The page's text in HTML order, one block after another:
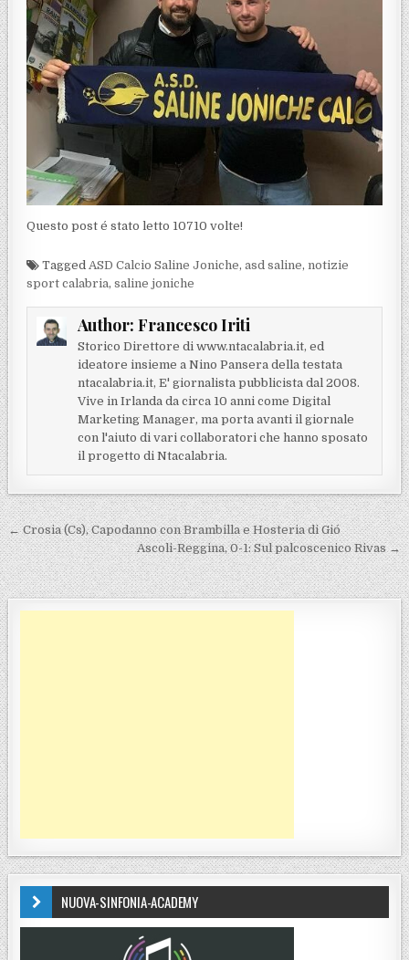
Questo post é stato letto 10710 volte!
Tagged ASD Calcio Saline Joniche,asd saline, notizie
sport calabria,saline joniche
Author: Francesco Iriti
Storico Direttore di www.ntacalabria.it, ed
ideatore insieme a Nino Pansera della testata
ntacalabria.it, E' giornalista pubblicista dal 2008.
Vive in Irlanda da circa 10 anni come Digital
Marketing Manager, ma porta avanti il giornale
con l'aiuto di vari collaboratori che hanno sposato
il progetto di Ntacalabria.
Navigazione articoli
← Crosia (Cs), Capodanno con Brambilla e Hosteria di Gió
Ascoli-Reggina, 0-1: Sul palcoscenico Rivas →
NUOVA-SINFONIA-ACADEMY